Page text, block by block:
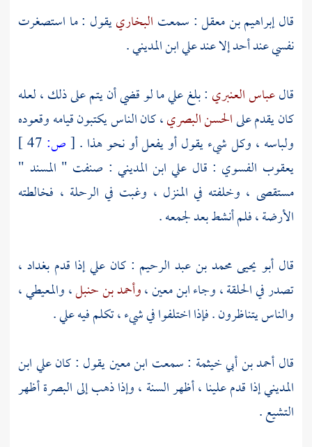
قالإبراهيم بن معقل: سمعت البخارييقول : ما استصغرت
نفسي عند أحد إلا عندعلي ابن المديني.
قالعباس العنبري : بلغ علي ما لو قضي أن يتم على ذلك ، لعله
كان يقدم علىالحسن البصري، كان الناس يكتبون قيامه وقعوده
ولباسه ، وكل شيء يقول أو يفعل أو نحو هذا . [ص:
يعقوب الفسوي : قال علي ابن المديني : صنفت " المسند "
مستقصى ، وخلفته في المنزل ، وغبت في الرحلة ، فخالطته
الأرضة ، فلم أنشط بعد لجمعه .
قال أبو يحيى محمد بن عبد الرحيم : كان عليإذا قدم بغداد ،
تصدر في الحلقة ، وجاءابن معين،وأحمد بن حنبل،والمعيطي،
والناس يتناظرون . فإذا اختلفوا في شيء ، تكلم فيهعلي.
قالأحمد بن أبي خيثمة : سمعت ابن معينيقول : كانعلي ابن
المدينيإذا قدم علينا ، أظهر السنة ، وإذا ذهب إلىالبصرةأظهر
التشيع .